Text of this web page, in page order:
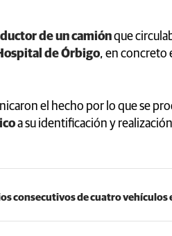
de un camiónque
de Órbigo, en concreto
el hecho por lo que se
a su identificación y
consecutivos de cuatro vehículos